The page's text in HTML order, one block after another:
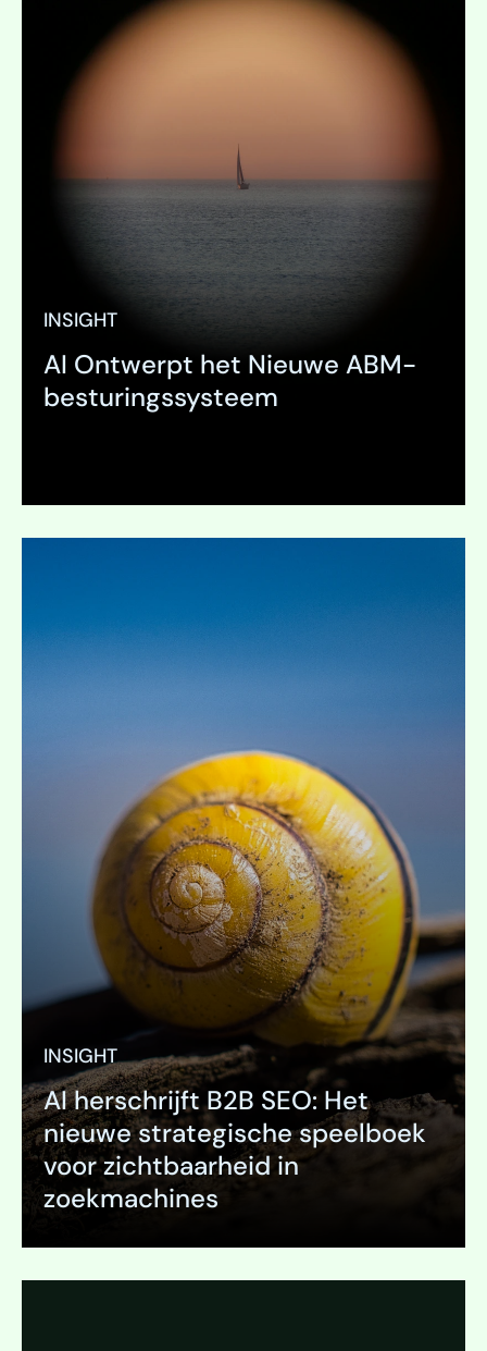
INSIGHT
AI Ontwerpt het Nieuwe ABM-
besturingssysteem
INSIGHT
AI herschrijft B2B SEO: Het
nieuwe strategische speelboek
voor zichtbaarheid in
zoekmachines